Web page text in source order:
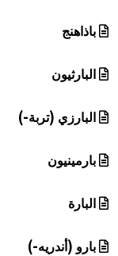
باذاهنج
البارثيون
البارزي (تربة-)
بارمينيون
البارة
بارو (أندريه-)